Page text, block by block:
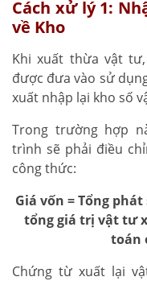
Cách xử lý 1:
về Kho
Khi xuất thừa vật
được đưa vào sử
xuất nhập lại kho số
Trong trường hợp
trình sẽ phải điều
công thức:
Giá vốn = Tổng
tổng giá trị vật tư
toán
Chứng từ xuất lại